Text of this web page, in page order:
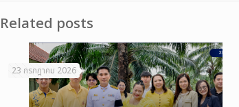
Related posts
23 กรกฎาคม 2026